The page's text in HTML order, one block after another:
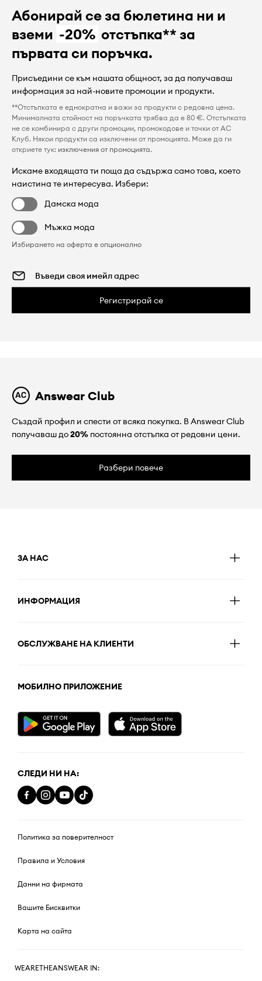
Абонирай се за бюлетина ни и
вземи -20% отстъпка** за
първата си поръчка.
Присъедини се към нашата общност, за да получаваш
информация за най-новите промоции и продукти.
**Отстъпката е еднократна и важи за продукти с редовна цена.
Минималната стойност на поръчката трябва да е 80 €. Отстъпката
не се комбинира с други промоции, промокодове и точки от AC
Клуб. Някои продукти са изключени от промоцията. Може да ги
откриете тук: изключения от промоцията.
Искаме входящата ти поща да съдържа само това, което
наистина те интересува. Избери:
Дамска мода
Мъжка мода
Избирането на оферта е опционално
Регистрирай се
Answear Club
Създай профил и спести от всяка покупка. В Answear Club
получаваш до20% постоянна отстъпка от редовни цени.
Разбери повече
ЗА НАС
ИНФОРМАЦИЯ
ОБСЛУЖВАНЕ НА КЛИЕНТИ
МОБИЛНО ПРИЛОЖЕНИЕ
СЛЕДИ НИ НА:
Политика за поверителност
Правила и Условия
Данни на фирмата
Вашите Бисквитки
Карта на сайта
WEARETHEANSWEAR IN: